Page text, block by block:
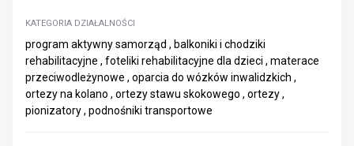
KATEGORIA DZIAŁALNOŚCI
program aktywny samorząd , balkoniki i chodziki
rehabilitacyjne , foteliki rehabilitacyjne dla dzieci , materace
przeciwodleżynowe , oparcia do wózków inwalidzkich ,
ortezy na kolano , ortezy stawu skokowego , ortezy ,
pionizatory , podnośniki transportowe